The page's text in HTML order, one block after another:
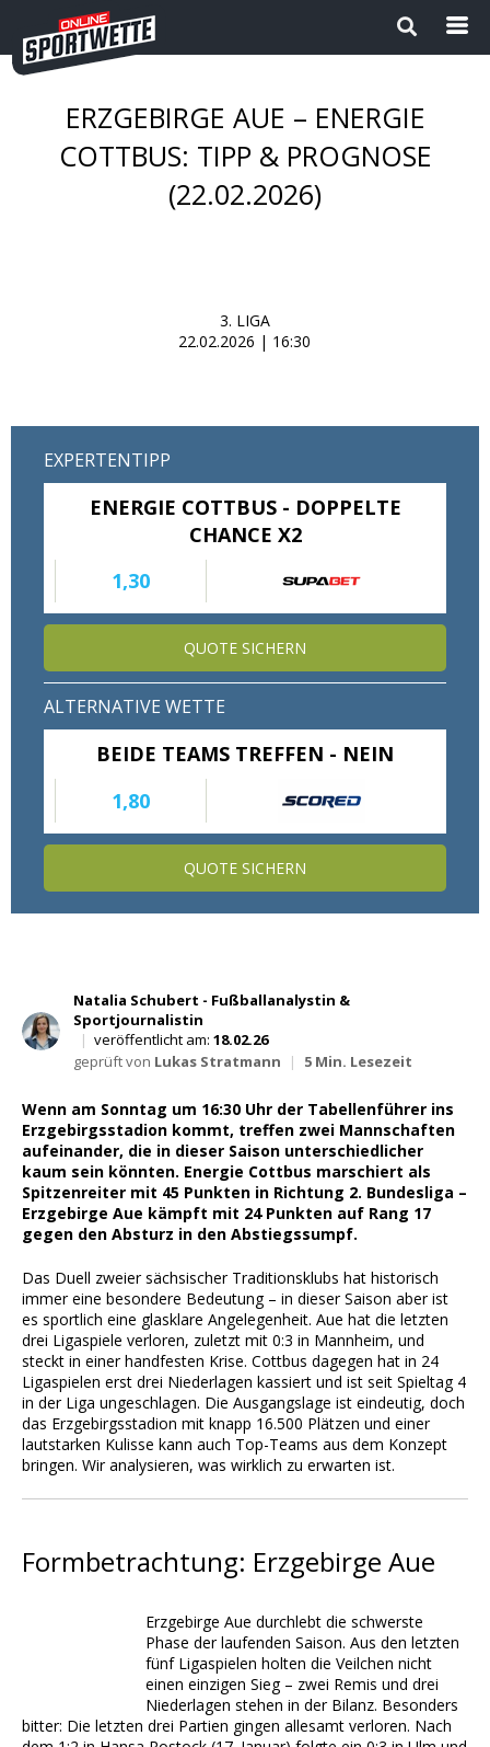
Die besten Wettanbieter 2024
Wettanbieter ohne OASIS im
Vergleich 2026
Wett Tipps für Heute
ERZGEBIRGE AUE – ENERGIE
COTTBUS: TIPP & PROGNOSE
(22.02.2026)
3. LIGA
22.02.2026 | 16:30
EXPERTENTIPP
ENERGIE COTTBUS - DOPPELTE
CHANCE X2
1,30
QUOTE SICHERN
ALTERNATIVE WETTE
BEIDE TEAMS TREFFEN - NEIN
1,80
QUOTE SICHERN
Natalia Schubert - Fußballanalystin &
Sportjournalistin
| veröffentlicht am: 18.02.26
geprüft von Lukas Stratmann | 5 Min. Lesezeit
Wenn am Sonntag um 16:30 Uhr der Tabellenführer ins
Erzgebirgsstadion kommt, treffen zwei Mannschaften
aufeinander, die in dieser Saison unterschiedlicher
kaum sein könnten. Energie Cottbus marschiert als
Spitzenreiter mit 45 Punkten in Richtung 2. Bundesliga –
Erzgebirge Aue kämpft mit 24 Punkten auf Rang 17
gegen den Absturz in den Abstiegssumpf.
Das Duell zweier sächsischer Traditionsklubs hat historisch
immer eine besondere Bedeutung – in dieser Saison aber ist
es sportlich eine glasklare Angelegenheit. Aue hat die letzten
drei Ligaspiele verloren, zuletzt mit 0:3 in Mannheim, und
steckt in einer handfesten Krise. Cottbus dagegen hat in 24
Ligaspielen erst drei Niederlagen kassiert und ist seit Spieltag 4
in der Liga ungeschlagen. Die Ausgangslage ist eindeutig, doch
das Erzgebirgsstadion mit knapp 16.500 Plätzen und einer
lautstarken Kulisse kann auch Top-Teams aus dem Konzept
bringen. Wir analysieren, was wirklich zu erwarten ist.
Formbetrachtung: Erzgebirge Aue
Erzgebirge Aue durchlebt die schwerste
Phase der laufenden Saison. Aus den letzten
fünf Ligaspielen holten die Veilchen nicht
einen einzigen Sieg – zwei Remis und drei
Niederlagen stehen in der Bilanz. Besonders
bitter: Die letzten drei Partien gingen allesamt verloren. Nach